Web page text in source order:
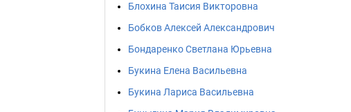
Блохина Таисия Викторовна
Бобков Алексей Александрович
Бондаренко Светлана Юрьевна
Букина Елена Васильевна
Букина Лариса Васильевна